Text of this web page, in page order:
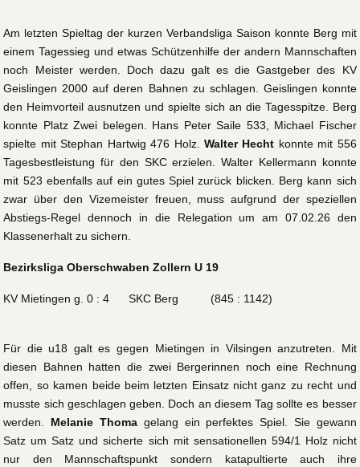
Am letzten Spieltag der kurzen Verbandsliga Saison konnte Berg mit
einem Tagessieg und etwas Schützenhilfe der andern Mannschaften
noch Meister werden. Doch dazu galt es die Gastgeber des KV
Geislingen 2000 auf deren Bahnen zu schlagen. Geislingen konnte
den Heimvorteil ausnutzen und spielte sich an die Tagesspitze. Berg
konnte Platz Zwei belegen. Hans Peter Saile 533, Michael Fischer
spielte mit Stephan Hartwig 476 Holz. Walter Hecht konnte mit 556
Tagesbestleistung für den SKC erzielen. Walter Kellermann konnte
mit 523 ebenfalls auf ein gutes Spiel zurück blicken. Berg kann sich
zwar über den Vizemeister freuen, muss aufgrund der speziellen
Abstiegs-Regel dennoch in die Relegation um am 07.02.26 den
Klassenerhalt zu sichern.
Bezirksliga Oberschwaben Zollern U 19
KV Mietingen g. 0 : 4 SKC Berg (845 : 1142)
Für die u18 galt es gegen Mietingen in Vilsingen anzutreten. Mit
diesen Bahnen hatten die zwei Bergerinnen noch eine Rechnung
offen, so kamen beide beim letzten Einsatz nicht ganz zu recht und
musste sich geschlagen geben. Doch an diesem Tag sollte es besser
werden. Melanie Thoma gelang ein perfektes Spiel. Sie gewann
Satz um Satz und sicherte sich mit sensationellen 594/1 Holz nicht
nur den Mannschaftspunkt sondern katapultierte auch ihre